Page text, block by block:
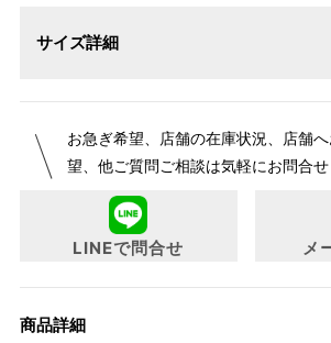
サイズ詳細
お急ぎ希望、店舗の在庫状況、店舗
望、他ご質問ご相談は気軽にお問合せ
LINEで問合せ メ
商品詳細